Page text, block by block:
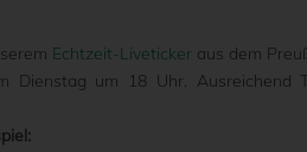
Echtzeit-Liveticker aus dem
Dienstag um 18 Uhr.